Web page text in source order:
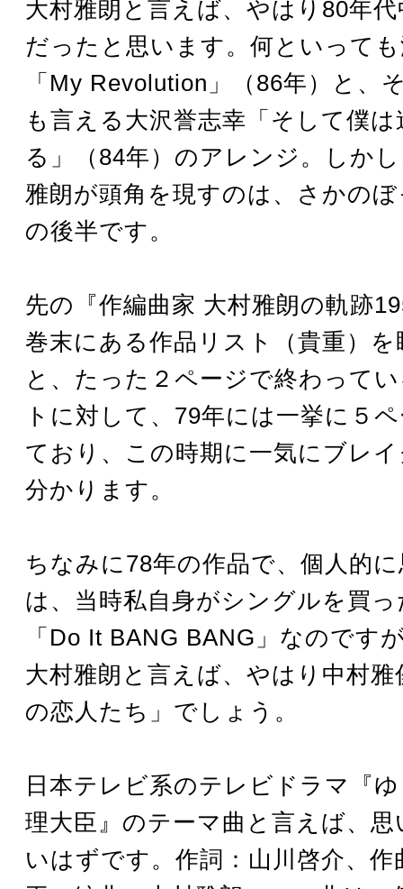
大村雅朗と言えば、やはり80年
だったと思います。何といって
「My Revolution」（86年）と、
も言える大沢誉志幸「そして僕
る」（84年）のアレンジ。しか
雅朗が頭角を現すのは、さかの
の後半です。
先の『作編曲家 大村雅朗の軌跡
巻末にある作品リスト（貴重）
と、たった２ページで終わって
トに対して、79年には一挙に５
ており、この時期に一気にブレ
分かります。
ちなみに78年の作品で、個人的
は、当時私自身がシングルを買
「Do It BANG BANG」なのです
大村雅朗と言えば、やはり中村雅
の恋人たち」でしょう。
日本テレビ系のテレビドラマ『
理大臣』のテーマ曲と言えば、
いはずです。作詞：山川啓介、作